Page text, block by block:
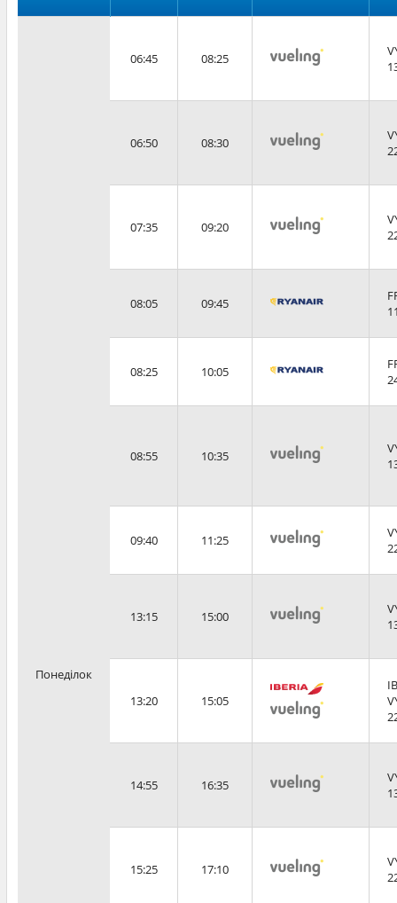
Понеділок
06:45 08:25
06:50 08:30
07:35 09:20
08:05 09:45
08:25 10:05
08:55 10:35
09:40 11:25
13:15 15:00
13:20 15:05
14:55 16:35
15:25 17:10